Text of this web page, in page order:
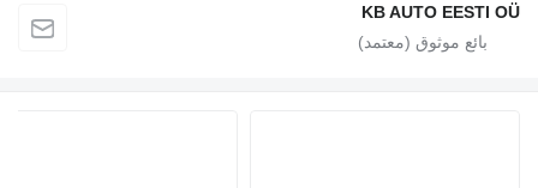
KB AUTO EESTI OÜ